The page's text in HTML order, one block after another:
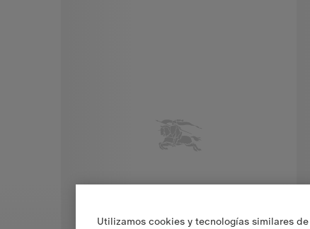
Utilizamos cookies y tecnologías similares